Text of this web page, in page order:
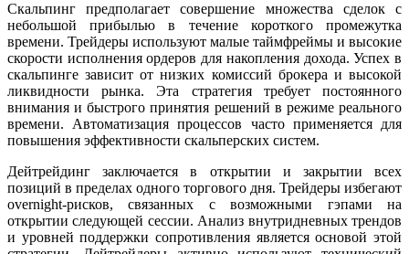
Скальпинг предполагает совершение множества сделок с
небольшой прибылью в течение короткого промежутка
времени. Трейдеры используют малые таймфреймы и высокие
скорости исполнения ордеров для накопления дохода. Успех в
скальпинге зависит от низких комиссий брокера и высокой
ликвидности рынка. Эта стратегия требует постоянного
внимания и быстрого принятия решений в режиме реального
времени. Автоматизация процессов часто применяется для
повышения эффективности скальперских систем.
Дейтрейдинг заключается в открытии и закрытии всех
позиций в пределах одного торгового дня. Трейдеры избегают
overnight-рисков, связанных с возможными гэпами на
открытии следующей сессии. Анализ внутридневных трендов
и уровней поддержки сопротивления является основой этой